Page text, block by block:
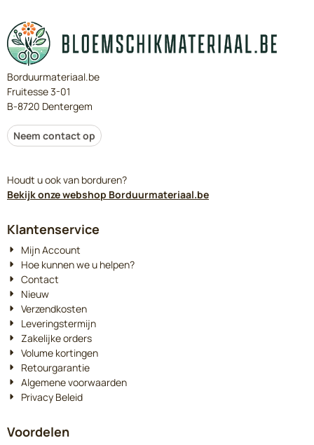
Borduurmateriaal.be
Fruitesse 3-01
B-8720 Dentergem
Neem contact op
Houdt u ook van borduren?
Bekijk onze webshop Borduurmateriaal.be
Klantenservice
Mijn Account
Hoe kunnen we u helpen?
Contact
Nieuw
Verzendkosten
Leveringstermijn
Zakelijke orders
Volume kortingen
Retourgarantie
Algemene voorwaarden
Privacy Beleid
Voordelen